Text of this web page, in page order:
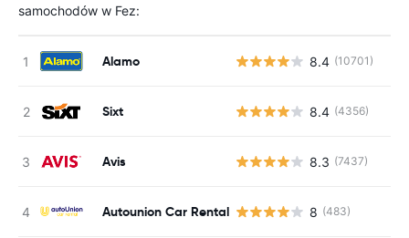
samochodów w Fez:
Alamo 8.4 (10701)
Sixt 8.4 (4356)
Avis 8.3 (7437)
Autounion Car Rental 8 (483)